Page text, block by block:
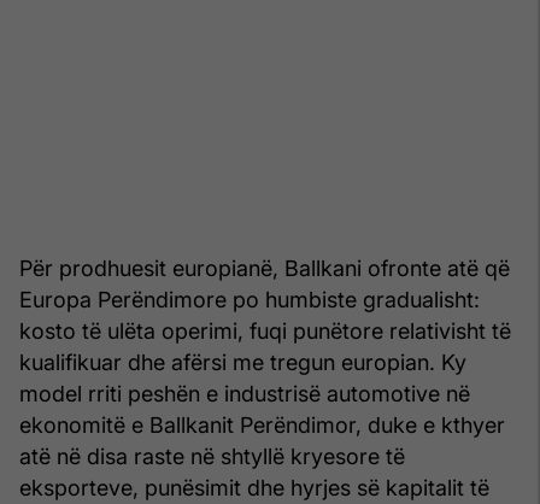
Për prodhuesit europianë, Ballkani ofronte atë që
Europa Perëndimore po humbiste gradualisht:
kosto të ulëta operimi, fuqi punëtore relativisht të
kualifikuar dhe afërsi me tregun europian. Ky
model rriti peshën e industrisë automotive në
ekonomitë e Ballkanit Perëndimor, duke e kthyer
atë në disa raste në shtyllë kryesore të
eksporteve, punësimit dhe hyrjes së kapitalit të